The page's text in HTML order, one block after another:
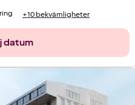
+10 bekvämligheter
datum